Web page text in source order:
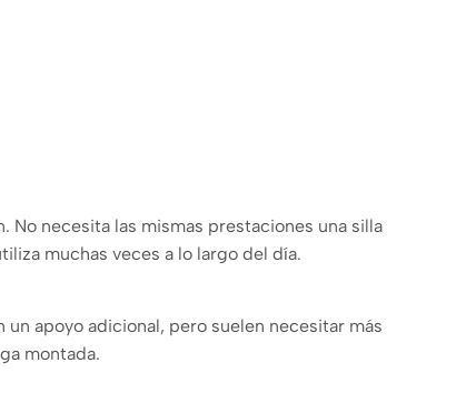
No necesita las mismas prestaciones una silla
muchas veces a lo largo del día.
apoyo adicional, pero suelen necesitar más
montada.